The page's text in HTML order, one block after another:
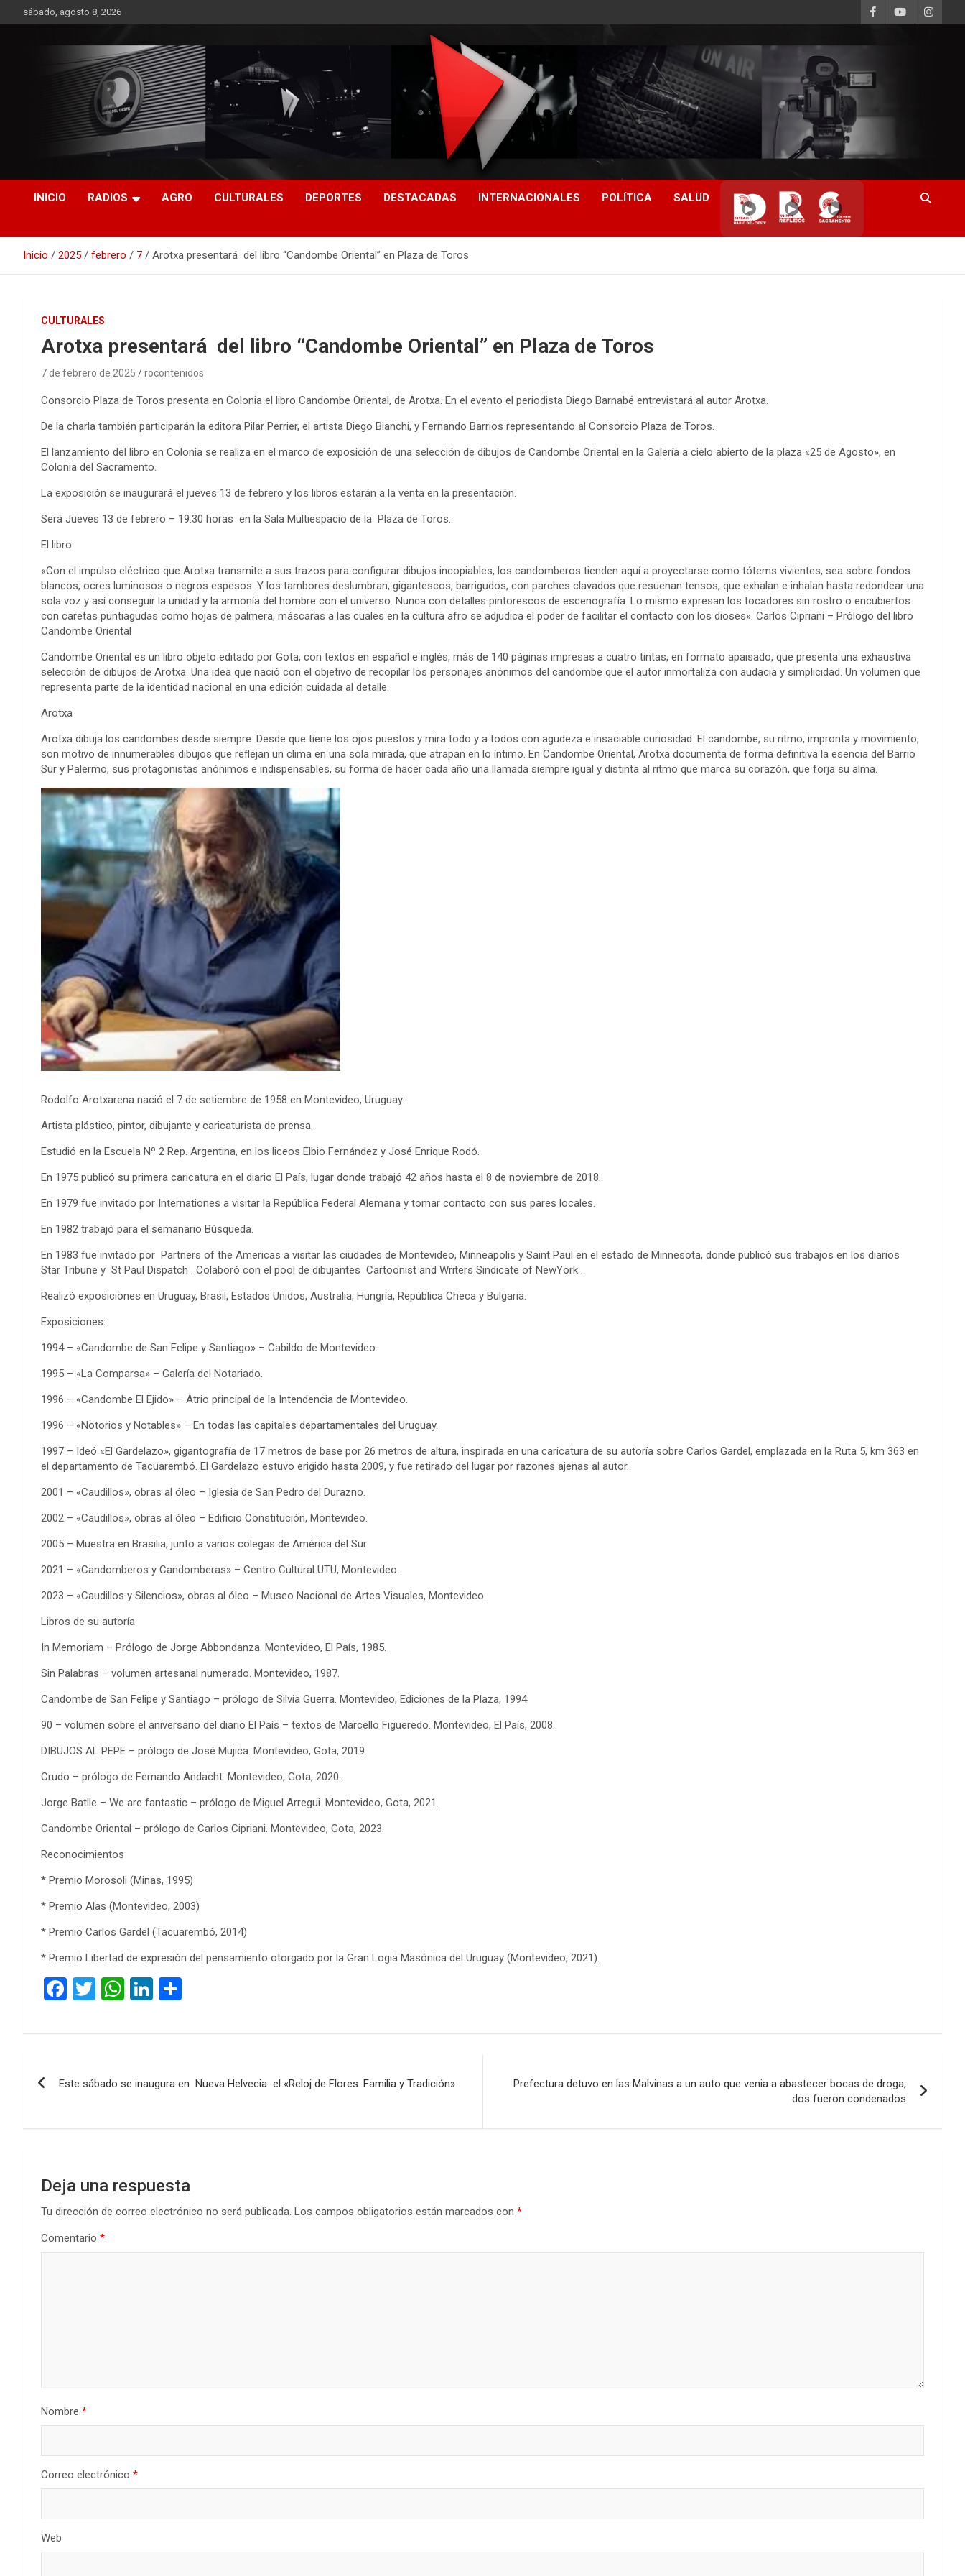
al
sábado, agosto 8, 2026
RO CONTENIDOS
INICIO RADIOS AGRO CULTURALES DEPORTES DESTACADAS INTERNACIONALES POLÍTICA SALUD
▶ ▶ ▶
Inicio 2025 febrero 7 Arotxa presentará del libro “Candombe Oriental” en Plaza de Toros
CULTURALES
Arotxa presentará del libro “Candombe Oriental” en Plaza de Toros
7 de febrero de 2025 rocontenidos
Consorcio Plaza de Toros presenta en Colonia el libro Candombe Oriental, de Arotxa. En el evento el periodista Diego Barnabé entrevistará al autor Arotxa.
De la charla también participarán la editora Pilar Perrier, el artista Diego Bianchi, y Fernando Barrios representando al Consorcio Plaza de Toros.
El lanzamiento del libro en Colonia se realiza en el marco de exposición de una selección de dibujos de Candombe Oriental en la Galería a cielo abierto de la plaza «25 de Agosto», en
Colonia del Sacramento.
La exposición se inaugurará el jueves 13 de febrero y los libros estarán a la venta en la presentación.
Será Jueves 13 de febrero – 19:30 horas en la Sala Multiespacio de la Plaza de Toros.
El libro
«Con el impulso eléctrico que Arotxa transmite a sus trazos para configurar dibujos incopiables, los candomberos tienden aquí a proyectarse como tótems vivientes, sea sobre fondos
blancos, ocres luminosos o negros espesos. Y los tambores deslumbran, gigantescos, barrigudos, con parches clavados que resuenan tensos, que exhalan e inhalan hasta redondear una
sola voz y así conseguir la unidad y la armonía del hombre con el universo. Nunca con detalles pintorescos de escenografía. Lo mismo expresan los tocadores sin rostro o encubiertos
con caretas puntiagudas como hojas de palmera, máscaras a las cuales en la cultura afro se adjudica el poder de facilitar el contacto con los dioses». Carlos Cipriani – Prólogo del libro
Candombe Oriental
Candombe Oriental es un libro objeto editado por Gota, con textos en español e inglés, más de 140 páginas impresas a cuatro tintas, en formato apaisado, que presenta una exhaustiva
selección de dibujos de Arotxa. Una idea que nació con el objetivo de recopilar los personajes anónimos del candombe que el autor inmortaliza con audacia y simplicidad. Un volumen que
representa parte de la identidad nacional en una edición cuidada al detalle.
Arotxa
Arotxa dibuja los candombes desde siempre. Desde que tiene los ojos puestos y mira todo y a todos con agudeza e insaciable curiosidad. El candombe, su ritmo, impronta y movimiento,
son motivo de innumerables dibujos que reflejan un clima en una sola mirada, que atrapan en lo íntimo. En Candombe Oriental, Arotxa documenta de forma definitiva la esencia del Barrio
Sur y Palermo, sus protagonistas anónimos e indispensables, su forma de hacer cada año una llamada siempre igual y distinta al ritmo que marca su corazón, que forja su alma.
Rodolfo Arotxarena nació el 7 de setiembre de 1958 en Montevideo, Uruguay.
Artista plástico, pintor, dibujante y caricaturista de prensa.
Estudió en la Escuela Nº 2 Rep. Argentina, en los liceos Elbio Fernández y José Enrique Rodó.
En 1975 publicó su primera caricatura en el diario El País, lugar donde trabajó 42 años hasta el 8 de noviembre de 2018.
En 1979 fue invitado por Internationes a visitar la República Federal Alemana y tomar contacto con sus pares locales.
En 1982 trabajó para el semanario Búsqueda.
En 1983 fue invitado por Partners of the Americas a visitar las ciudades de Montevideo, Minneapolis y Saint Paul en el estado de Minnesota, donde publicó sus trabajos en los diarios
Star Tribune y St Paul Dispatch . Colaboró con el pool de dibujantes Cartoonist and Writers Sindicate of NewYork .
Realizó exposiciones en Uruguay, Brasil, Estados Unidos, Australia, Hungría, República Checa y Bulgaria.
Exposiciones:
1994 – «Candombe de San Felipe y Santiago» – Cabildo de Montevideo.
1995 – «La Comparsa» – Galería del Notariado.
1996 – «Candombe El Ejido» – Atrio principal de la Intendencia de Montevideo.
1996 – «Notorios y Notables» – En todas las capitales departamentales del Uruguay.
1997 – Ideó «El Gardelazo», gigantografía de 17 metros de base por 26 metros de altura, inspirada en una caricatura de su autoría sobre Carlos Gardel, emplazada en la Ruta 5, km 363 en
el departamento de Tacuarembó. El Gardelazo estuvo erigido hasta 2009, y fue retirado del lugar por razones ajenas al autor.
2001 – «Caudillos», obras al óleo – Iglesia de San Pedro del Durazno.
2002 – «Caudillos», obras al óleo – Edificio Constitución, Montevideo.
2005 – Muestra en Brasilia, junto a varios colegas de América del Sur.
2021 – «Candomberos y Candomberas» – Centro Cultural UTU, Montevideo.
2023 – «Caudillos y Silencios», obras al óleo – Museo Nacional de Artes Visuales, Montevideo.
Libros de su autoría
In Memoriam – Prólogo de Jorge Abbondanza. Montevideo, El País, 1985.
Sin Palabras – volumen artesanal numerado. Montevideo, 1987.
Candombe de San Felipe y Santiago – prólogo de Silvia Guerra. Montevideo, Ediciones de la Plaza, 1994.
90 – volumen sobre el aniversario del diario El País – textos de Marcello Figueredo. Montevideo, El País, 2008.
DIBUJOS AL PEPE – prólogo de José Mujica. Montevideo, Gota, 2019.
Crudo – prólogo de Fernando Andacht. Montevideo, Gota, 2020.
Jorge Batlle – We are fantastic – prólogo de Miguel Arregui. Montevideo, Gota, 2021.
Candombe Oriental – prólogo de Carlos Cipriani. Montevideo, Gota, 2023.
Reconocimientos
* Premio Morosoli (Minas, 1995)
* Premio Alas (Montevideo, 2003)
* Premio Carlos Gardel (Tacuarembó, 2014)
* Premio Libertad de expresión del pensamiento otorgado por la Gran Logia Masónica del Uruguay (Montevideo, 2021).
F
ce
o
k
T
tt
W
at
A
p
Li
ke
n
m
ar
entradas
Este sábado se inaugura en Nueva Helvecia el «Reloj de Flores: Familia y Tradición»
Prefectura detuvo en las Malvinas a un auto que venia a abastecer bocas de droga,
dos fueron condenados
Deja una respuesta
Tu dirección de correo electrónico no será publicada. Los campos obligatorios están marcados con *
Comentario *
Nombre *
Correo electrónico *
Web